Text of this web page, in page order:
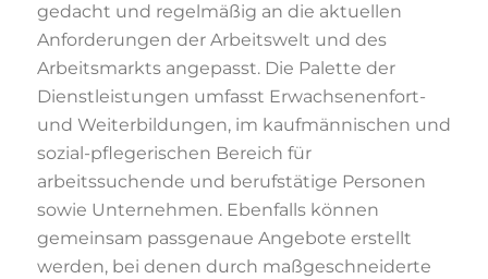
gedacht und regelmäßig an die aktuellen
Anforderungen der Arbeitswelt und des
Arbeitsmarkts angepasst. Die Palette der
Dienstleistungen umfasst Erwachsenenfort-
und Weiterbildungen, im kaufmännischen und
sozial-pflegerischen Bereich für
arbeitssuchende und berufstätige Personen
sowie Unternehmen. Ebenfalls können
gemeinsam passgenaue Angebote erstellt
werden, bei denen durch maßgeschneiderte